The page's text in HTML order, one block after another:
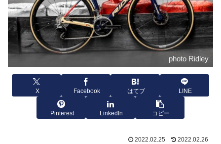
photo Ridley
X Facebook はてブ LINE
Pinterest LinkedIn コピー
2022.02.25 2022.02.26